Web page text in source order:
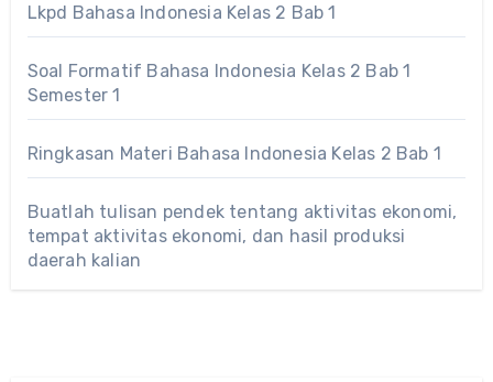
Lkpd Bahasa Indonesia Kelas 2 Bab 1
Soal Formatif Bahasa Indonesia Kelas 2 Bab 1
Semester 1
Ringkasan Materi Bahasa Indonesia Kelas 2 Bab 1
Buatlah tulisan pendek tentang aktivitas ekonomi,
tempat aktivitas ekonomi, dan hasil produksi
daerah kalian